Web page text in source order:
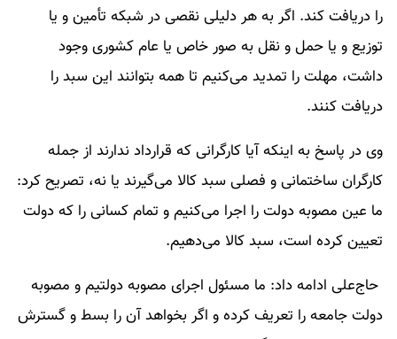
را دریافت کند. اگر به هر دلیلی نقصی در شبکه تأمین و یا
توزیع و یا حمل و نقل به صور خاص یا عام کشوری وجود
داشت، مهلت را تمدید می‌کنیم تا همه بتوانند این سبد را
دریافت کنند.
وی در پاسخ به اینکه آیا کارگرانی که قرارداد ندارند از جمله
کارگران ساختمانی و فصلی سبد کالا می‌گیرند یا نه، تصریح کرد:
ما عین مصوبه دولت را اجرا می‌کنیم و تمام کسانی را که دولت
تعیین کرده است، سبد کالا می‌دهیم.
حاج‌علی ادامه داد: ما مسئول اجرای مصوبه دولتیم و مصوبه
دولت جامعه را تعریف کرده و اگر بخواهد آن را بسط و گسترش